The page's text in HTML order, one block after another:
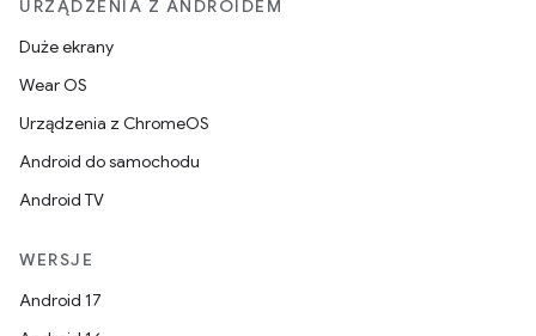
URZĄDZENIA Z ANDROIDEM
Duże ekrany
Wear OS
Urządzenia z ChromeOS
Android do samochodu
Android TV
WERSJE
Android 17